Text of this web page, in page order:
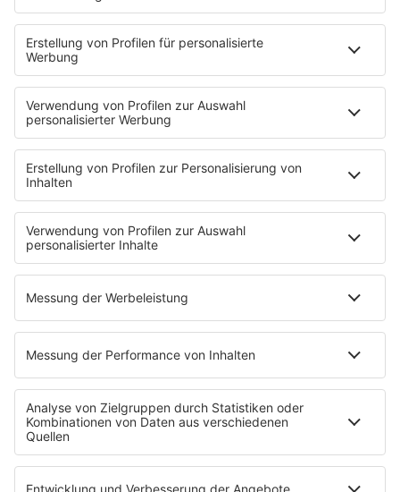
YouTube
90s90s DE:CODED
Musik
News
HITstory
Was macht eigentlich?
Listing
Back to the 90s
Mitmachen
Aktionen & Events
90s90s Countdown
Empfang
90s90s App
Sonos